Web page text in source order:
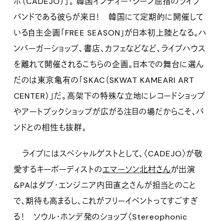
バンドである彼らが来日！ 韓国にて定期的に開催して
いる自主企画「FREE SEASON」が日本初上陸となる。ハ
ンバーガーショップ、書店、カフェなどなど、ライブハウス
を離れて開催されるこちらの企画。日本での舞台に選ん
だのは東京亀有の「SKAC（SKWAT KAMEARI ART
CENTER）」だ。高架下の特殊な立地にレコードショップ
やアートブックショップが広がる注目の場だからこそ、バ
ンドとの相性も抜群。
ライブにはスペシャルゲストとして、〈CADEJO〉が敬
愛するキーボーディストのエマーソン北村さんが出演
&PAはダブ・エンジニア内田直之さんが担当とのこと
で、期待も高まるし、これがフリーイベントってすごすぎ
る！ ソウル・ホンデ発のショップ〈Stereophonic